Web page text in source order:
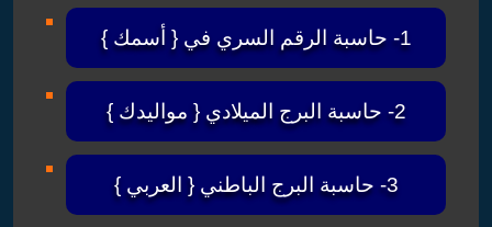
1- حاسبة الرقم السري في { أسمك }
2- حاسبة البرج الميلادي { مواليدك }
3- حاسبة البرج الباطني { العربي }